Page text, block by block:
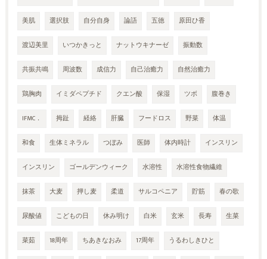
美肌 選択肢 自分自身 論語 五徳 原田ひ香
渡辺美里 いつかきっと ナットウキナーゼ 振動数
共振共鳴 周波数 成信力 自己治癒力 自然治癒力
鶏胸肉 イミダペプチド クエン酸 保湿 ツボ 腹巻き
IFMC． 拇趾 経絡 肝臓 フードロス 野菜 体温
和食 生体ミネラル つぼみ 医師 体内時計 インスリン
インスリン ゴールデンウィーク 水溶性 水溶性食物繊維
抹茶 大麦 押し麦 柔道 サルコペニア 貯筋 春の歌
尿酸値 こどもの日 休み明け 白米 玄米 長寿 生菜
菜茹 18周年 ちあきなおみ 17周年 うるわしきひと